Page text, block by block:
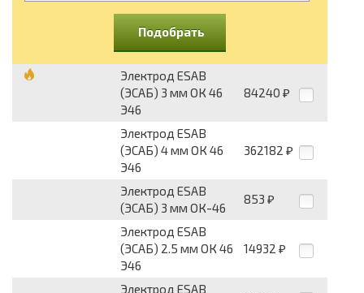
Подобрать
Электрод ESAB
(ЭСАБ) 3 мм ОК 46
Э46
84240 ₽
Электрод ESAB
(ЭСАБ) 4 мм ОК 46
Э46
362182 ₽
Электрод ESAB
(ЭСАБ) 3 мм ОК-46
853 ₽
Электрод ESAB
(ЭСАБ) 2.5 мм ОК 46
Э46
14932 ₽
Электрод ESAB